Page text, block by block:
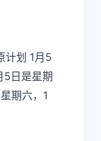
划 1月5
5日是星期
期六，1